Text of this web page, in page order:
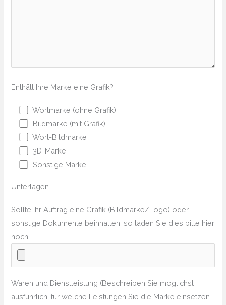
Enthält Ihre Marke eine Grafik?
Wortmarke (ohne Grafik)
Bildmarke (mit Grafik)
Wort-Bildmarke
3D-Marke
Sonstige Marke
Unterlagen
Sollte Ihr Auftrag eine Grafik (Bildmarke/Logo) oder
sonstige Dokumente beinhalten, so laden Sie dies bitte hier
hoch:
Waren und Dienstleistung (Beschreiben Sie möglichst
ausführlich, für welche Leistungen Sie die Marke einsetzen